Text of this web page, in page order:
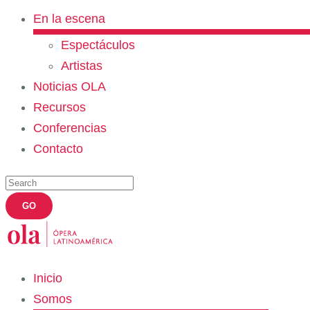
En la escena
Espectáculos
Artistas
Noticias OLA
Recursos
Conferencias
Contacto
Inicio
Somos